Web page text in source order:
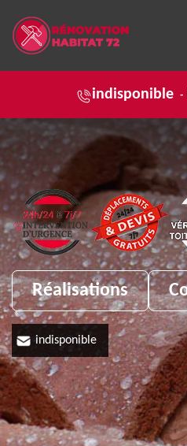
indisponible -
Réalisations
indisponible